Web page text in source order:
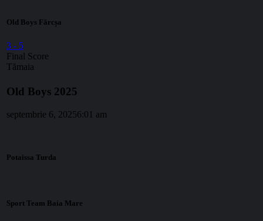
Old Boys Fărcșa
3 - 5
Final Score
Tămaia
Old Boys 2025
septembrie 6, 20256:01 am
Potaissa Turda
Sport Team Baia Mare